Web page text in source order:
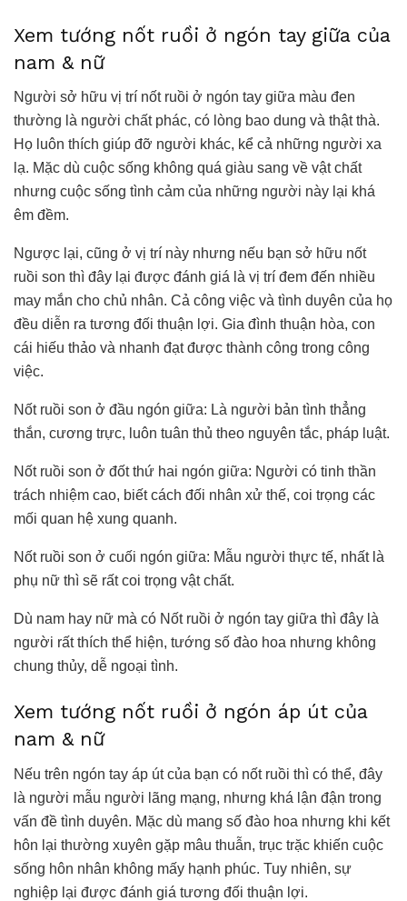
Xem tướng nốt ruồi ở ngón tay giữa của
nam & nữ
Người sở hữu vị trí nốt ruồi ở ngón tay giữa màu đen
thường là người chất phác, có lòng bao dung và thật thà.
Họ luôn thích giúp đỡ người khác, kể cả những người xa
lạ. Mặc dù cuộc sống không quá giàu sang về vật chất
nhưng cuộc sống tình cảm của những người này lại khá
êm đềm.
Ngược lại, cũng ở vị trí này nhưng nếu bạn sở hữu nốt
ruồi son thì đây lại được đánh giá là vị trí đem đến nhiều
may mắn cho chủ nhân. Cả công việc và tình duyên của họ
đều diễn ra tương đối thuận lợi. Gia đình thuận hòa, con
cái hiếu thảo và nhanh đạt được thành công trong công
việc.
Nốt ruồi son ở đầu ngón giữa: Là người bản tình thẳng
thắn, cương trực, luôn tuân thủ theo nguyên tắc, pháp luật.
Nốt ruồi son ở đốt thứ hai ngón giữa: Người có tinh thần
trách nhiệm cao, biết cách đối nhân xử thế, coi trọng các
mối quan hệ xung quanh.
Nốt ruồi son ở cuối ngón giữa: Mẫu người thực tế, nhất là
phụ nữ thì sẽ rất coi trọng vật chất.
Dù nam hay nữ mà có Nốt ruồi ở ngón tay giữa thì đây là
người rất thích thể hiện, tướng số đào hoa nhưng không
chung thủy, dễ ngoại tình.
Xem tướng nốt ruồi ở ngón áp út của
nam & nữ
Nếu trên ngón tay áp út của bạn có nốt ruồi thì có thể, đây
là người mẫu người lãng mạng, nhưng khá lận đận trong
vấn đề tình duyên. Mặc dù mang số đào hoa nhưng khi kết
hôn lại thường xuyên gặp mâu thuẫn, trục trặc khiến cuộc
sống hôn nhân không mấy hạnh phúc. Tuy nhiên, sự
nghiệp lại được đánh giá tương đối thuận lợi.